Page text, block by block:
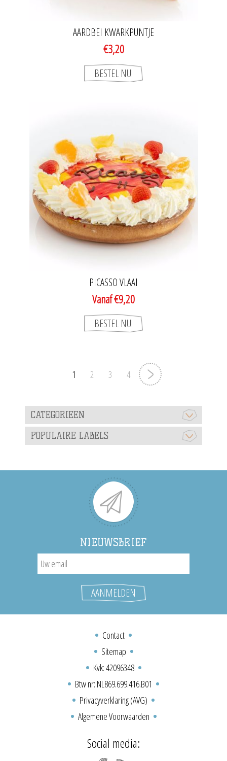
AARDBEI KWARKPUNTJE
€3,20
PICASSO VLAAI
Vanaf €9,20
1 2 3 4
CATEGORIEEN
POPULAIRE LABELS
NIEUWSBRIEF
Contact
Sitemap
Kvk: 42096348
Btw nr: NL869.699.416.B01
Privacyverklaring (AVG)
Algemene Voorwaarden
Social media: